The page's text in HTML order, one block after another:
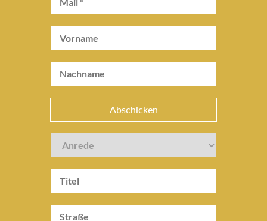
Abschicken